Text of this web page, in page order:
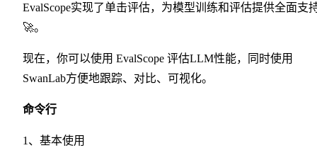
EvalScope实现了单击评估，为模型训练和评估提供全面支
🚀。
现在，你可以使用 EvalScope 评估LLM性能，同时使用
SwanLab方便地跟踪、对比、可视化。
命令行
1、基本使用